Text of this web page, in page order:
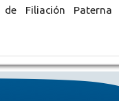
de Filiación Paterna